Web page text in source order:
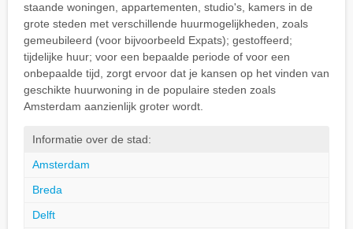
staande woningen, appartementen, studio's, kamers in de
grote steden met verschillende huurmogelijkheden, zoals
gemeubileerd (voor bijvoorbeeld Expats); gestoffeerd;
tijdelijke huur; voor een bepaalde periode of voor een
onbepaalde tijd, zorgt ervoor dat je kansen op het vinden van
geschikte huurwoning in de populaire steden zoals
Amsterdam aanzienlijk groter wordt.
Informatie over de stad:
Amsterdam
Breda
Delft